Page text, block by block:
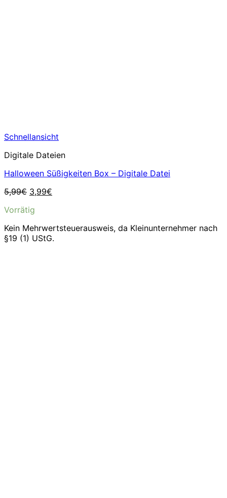
Schnellansicht
Digitale Dateien
Halloween Süßigkeiten Box – Digitale Datei
5,99€ Ursprünglicher
war:
3,99€
Vorrätig
Kein Mehrwertsteuerausweis, da Kleinunternehmer nach
§19 (1) UStG.